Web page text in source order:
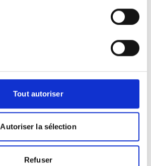
Tout autoriser
Autoriser la sélection
Refuser
examens d'IRM, ainsi que de
radiologique ou
de comparer les
également apporter un
cela vous sera
prise de rendez-vous.
précautions à prendre ?
X. C'est un examen non
l'IRM ne présente
pour la santé du patient. Il